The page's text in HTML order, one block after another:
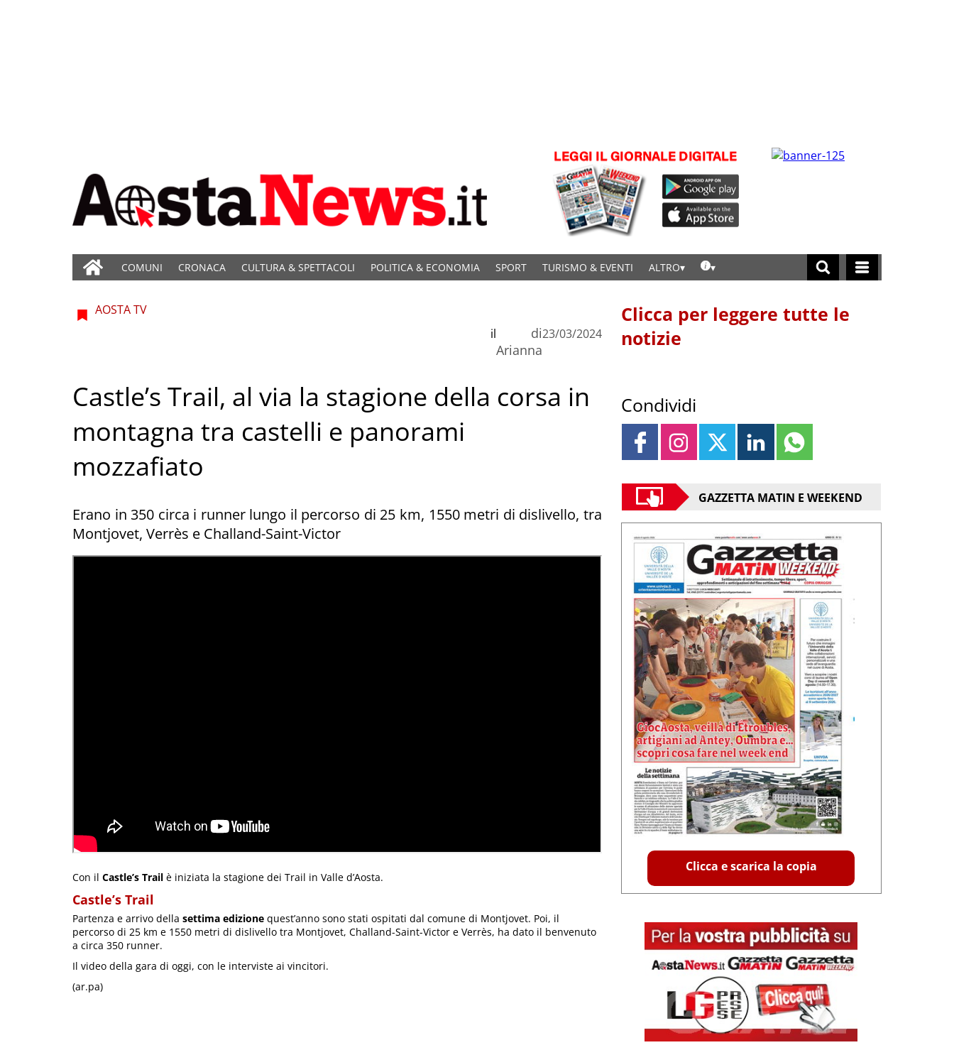
COMUNI CRONACA CULTURA & SPETTACOLI POLITICA & ECONOMIA SPORT TURISMO & EVENTI ALTRO
AOSTA TV
di
Arianna
il 23/03/2024
Castle’s Trail, al via la stagione della corsa in
montagna tra castelli e panorami
mozzafiato
Erano in 350 circa i runner lungo il percorso di 25 km, 1550 metri di dislivello, tra
Montjovet, Verrès e Challand-Saint-Victor
Con il Castle’s Trail è iniziata la stagione dei Trail in Valle d’Aosta.
Castle’s Trail
Partenza e arrivo della settima edizione quest’anno sono stati ospitati dal comune di Montjovet. Poi, il
percorso di 25 km e 1550 metri di dislivello tra Montjovet, Challand-Saint-Victor e Verrès, ha dato il benvenuto
a circa 350 runner.
Il video della gara di oggi, con le interviste ai vincitori.
(ar.pa)
Clicca per leggere tutte le
notizie
Condividi
GAZZETTA MATIN E WEEKEND
Clicca e scarica la copia